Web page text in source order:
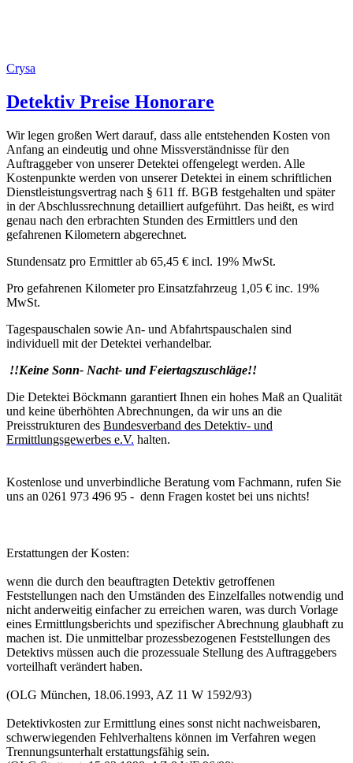
Crysa
Detektiv Preise Honorare
Wir legen großen Wert darauf, dass alle entstehenden Kosten von
Anfang an eindeutig und ohne Missverständnisse für den
Auftraggeber von unserer Detektei offengelegt werden. Alle
Kostenpunkte werden von unserer Detektei in einem schriftlichen
Dienstleistungsvertrag nach § 611 ff. BGB festgehalten und später
in der Abschlussrechnung detailliert aufgeführt. Das heißt, es wird
genau nach den erbrachten Stunden des Ermittlers und den
gefahrenen Kilometern abgerechnet.
Stundensatz pro Ermittler ab 65,45 € incl. 19% MwSt.
Pro gefahrenen Kilometer pro Einsatzfahrzeug 1,05 € inc. 19%
MwSt.
Tagespauschalen sowie An- und Abfahrtspauschalen sind
individuell mit der Detektei verhandelbar.
!!Keine Sonn- Nacht- und Feiertagszuschläge!!
Die Detektei Böckmann garantiert Ihnen ein hohes Maß an Qualität
und keine überhöhten Abrechnungen, da wir uns an die
Preisstrukturen des Bundesverband des Detektiv- und
Ermittlungsgewerbes e.V. halten.
Kostenlose und unverbindliche Beratung vom Fachmann, rufen Sie
uns an 0261 973 496 95 - denn Fragen kostet bei uns nichts!
Erstattungen der Kosten:
wenn die durch den beauftragten Detektiv getroffenen
Feststellungen nach den Umständen des Einzelfalles notwendig und
nicht anderweitig einfacher zu erreichen waren, was durch Vorlage
eines Ermittlungsberichts und spezifischer Abrechnung glaubhaft zu
machen ist. Die unmittelbar prozessbezogenen Feststellungen des
Detektivs müssen auch die prozessuale Stellung des Auftraggebers
vorteilhaft verändert haben.
(OLG München, 18.06.1993, AZ 11 W 1592/93)
Detektivkosten zur Ermittlung eines sonst nicht nachweisbaren,
schwerwiegenden Fehlverhaltens können im Verfahren wegen
Trennungsunterhalt erstattungsfähig sein.